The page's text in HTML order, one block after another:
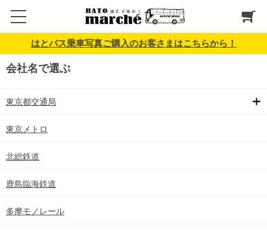
はとバス乗車写真ご購入のお客さまはこちらから！
会社名で選ぶ
東京都交通局
東京メトロ
北総鉄道
鹿島臨海鉄道
多摩モノレール